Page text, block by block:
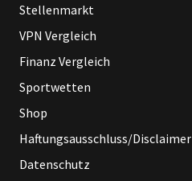
Stellenmarkt
VPN Vergleich
Finanz Vergleich
Sportwetten
Shop
Haftungsausschluss/Disclaimer
Datenschutz